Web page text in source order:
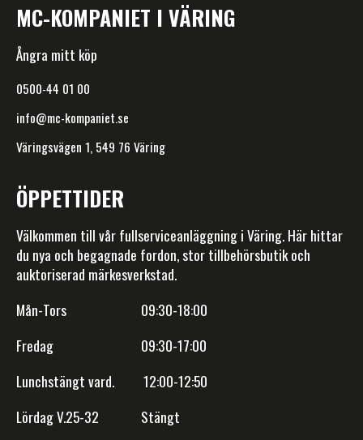
MC-KOMPANIET I VÄRING
Ångra mitt köp
0500-44 01 00
info@mc-kompaniet.se
Väringsvägen 1, 549 76 Väring
ÖPPETTIDER
Välkommen till vår fullserviceanläggning i Väring. Här hittar
du nya och begagnade fordon, stor tillbehörsbutik och
auktoriserad märkesverkstad.
Mån-Tors 09:30-18:00
Fredag 09:30-17:00
Lunchstängt vard. 12:00-12:50
Lördag V.25-32 Stängt